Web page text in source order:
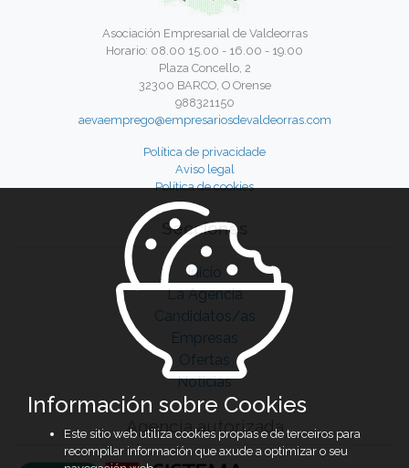
Asociación Empresarial de Valdeorras
Horario: 08.00 15.00 - 16.00 - 19.00
Plaza Concello, 2
32300 BARCO, O Orense
988321150
aevaemprego@empresariosdevaldeorras.com
Política de privacidade
Aviso legal
Política de cookies
Secciones
Inicio
La Agencia
Candidatos/as
Empresas
Ofertas
Noticias
Agencia autorizada
Información sobre Cookies
Este sitio web utiliza cookies propias e de terceiros para
recompilar información que axude a optimizar o seu